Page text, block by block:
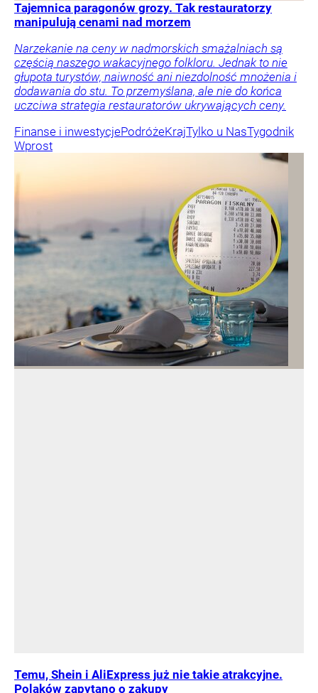
Tajemnica paragonów grozy. Tak restauratorzy
manipulują cenami nad morzem
Narzekanie na ceny w nadmorskich smażalniach są
częścią naszego wakacyjnego folkloru. Jednak to nie
głupota turystów, naiwność ani niezdolność mnożenia i
dodawania do stu. To przemyślana, ale nie do końca
uczciwa strategia restauratorów ukrywających ceny.
Finanse i inwestycjePodróżeKrajTylko u NasTygodnik
Wprost
Temu, Shein i AliExpress już nie takie atrakcyjne.
Polaków zapytano o zakupy